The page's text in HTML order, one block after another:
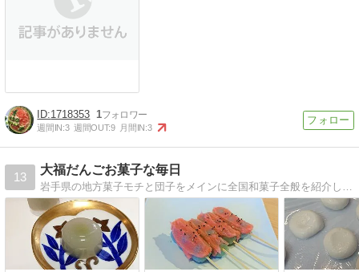
1718353 1
週間IN:3 週間OUT:9 月間IN:3
13
大福だんごお菓子な毎日
岩手県の地方菓子モチと団子をメインに全国和菓子全般を紹介しています。地方には隠れた美味しい和菓子がたくさんあります。批判的な内容は書かない事を心がけています。気軽にご覧下さい。